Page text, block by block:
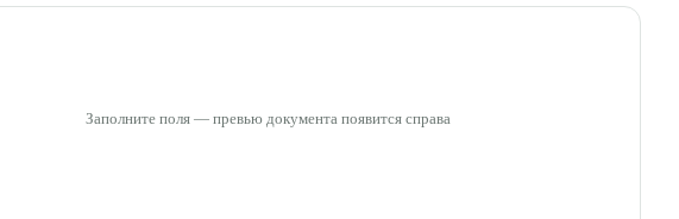
Заполните поля — превью документа появится справа